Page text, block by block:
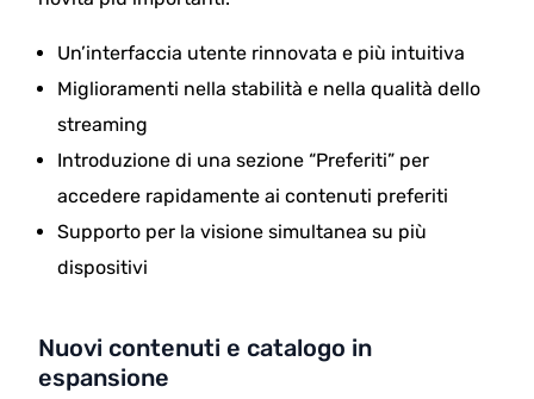
Un’interfaccia utente rinnovata e più intuitiva
Miglioramenti nella stabilità e nella qualità dello
streaming
Introduzione di una sezione “Preferiti” per
accedere rapidamente ai contenuti preferiti
Supporto per la visione simultanea su più
dispositivi
Nuovi contenuti e catalogo in
espansione